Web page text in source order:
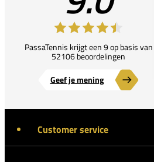
PassaTennis krijgt een 9 op basis van
52106 beoordelingen
Geef je mening
Customer service